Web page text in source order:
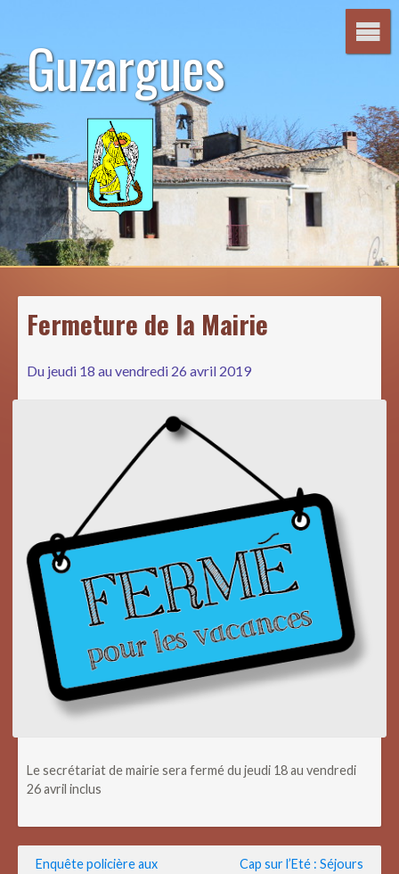
contenuGuzargues
Fermeture de la Mairie
Du jeudi 18 au vendredi 26 avril 2019
Le secrétariat de mairie sera fermé du jeudi 18 au vendredi
26 avril inclus
Navigation
Enquête policière aux
Cap sur l’Eté : Séjours